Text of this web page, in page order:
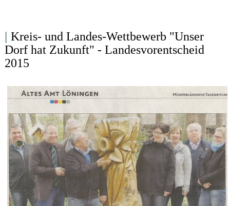
| Kreis- und Landes-Wettbewerb "Unser
Dorf hat Zukunft" - Landesvorentscheid
2015